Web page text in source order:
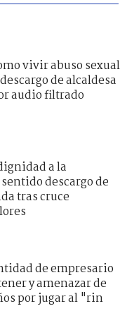
vivir abuso sexual
de alcaldesa
audio filtrado
a la
descargo de
tras cruce
de empresario
y amenazar de
por jugar al "rin